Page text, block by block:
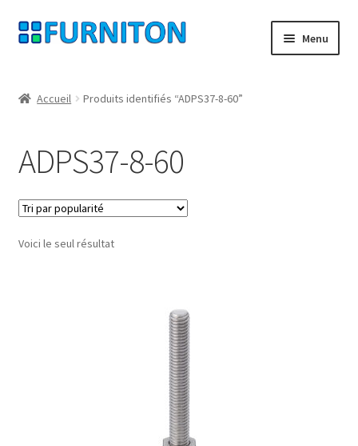
Aller
à
navigation
Aller
au
Menu
Protection des données
Droit de rétractation
Contact
CONDITIONS GÉNÉRALES DE VENTE
Accueil Produits identifiés “ADPS37-8-60”
ADPS37-8-60
Voici le seul résultat